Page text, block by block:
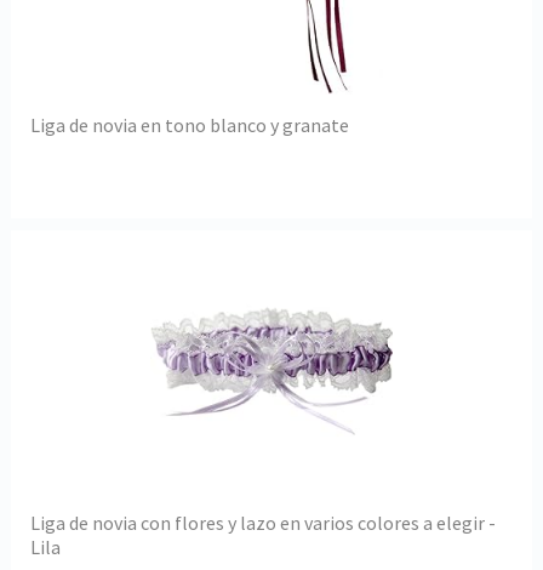
Liga de novia en tono blanco y granate
Liga de novia con flores y lazo en varios colores a elegir -
Lila